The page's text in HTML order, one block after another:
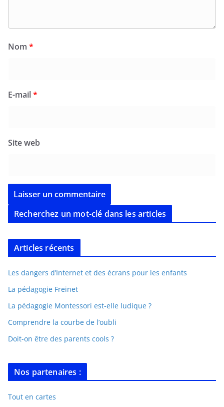
Nom *
E-mail*
Site web
Recherchez un mot-clé dans les articles
Articles récents
Les dangers d’Internet et des écrans pour les enfants
La pédagogie Freinet
La pédagogie Montessori est-elle ludique ?
Comprendre la courbe de l’oubli
Doit-on être des parents cools ?
Nos partenaires :
Tout en cartes